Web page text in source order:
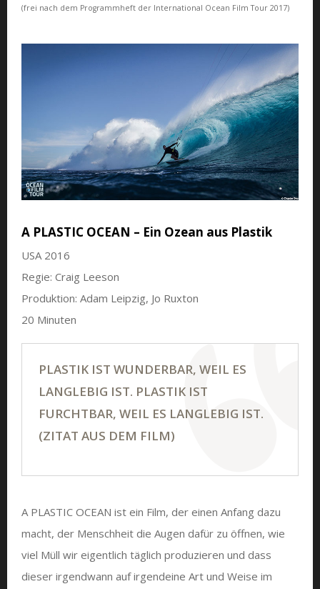
(frei nach dem Programmheft der International Ocean Film Tour 2017)
A PLASTIC OCEAN – Ein Ozean aus Plastik
USA 2016
Regie: Craig Leeson
Produktion: Adam Leipzig, Jo Ruxton
20 Minuten
PLASTIK IST WUNDERBAR, WEIL ES
LANGLEBIG IST. PLASTIK IST
FURCHTBAR, WEIL ES LANGLEBIG IST.
(ZITAT AUS DEM FILM)
A PLASTIC OCEAN ist ein Film, der einen Anfang dazu
macht, der Menschheit die Augen dafür zu öffnen, wie
viel Müll wir eigentlich täglich produzieren und dass
dieser irgendwann auf irgendeine Art und Weise im